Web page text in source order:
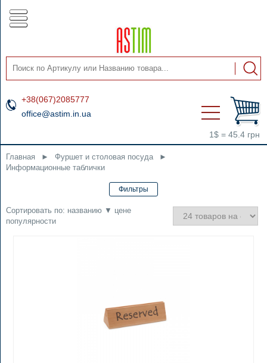
+38(067)2085777
office@astim.in.ua
1$ = 45.4 грн
Главная ► Фуршет и столовая посуда
►
Информационные таблички
Сортировать по: названию ▼ цене
популярности